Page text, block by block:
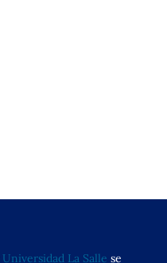
Universidad La Salle se